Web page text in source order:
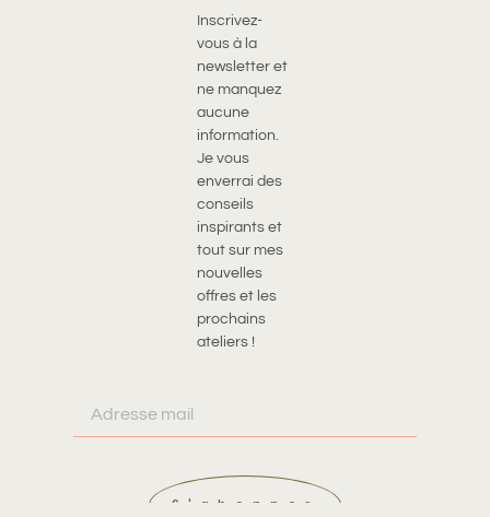
Inscrivez-
vous à la
newsletter et
ne manquez
aucune
information.
Je vous
enverrai des
conseils
inspirants et
tout sur mes
nouvelles
offres et les
prochains
ateliers !
S'abonner